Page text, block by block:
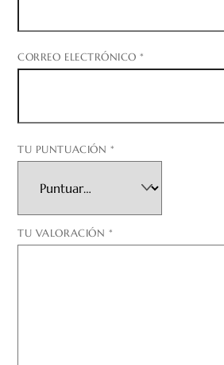
CORREO ELECTRÓNICO*
TU PUNTUACIÓN *
TU VALORACIÓN *